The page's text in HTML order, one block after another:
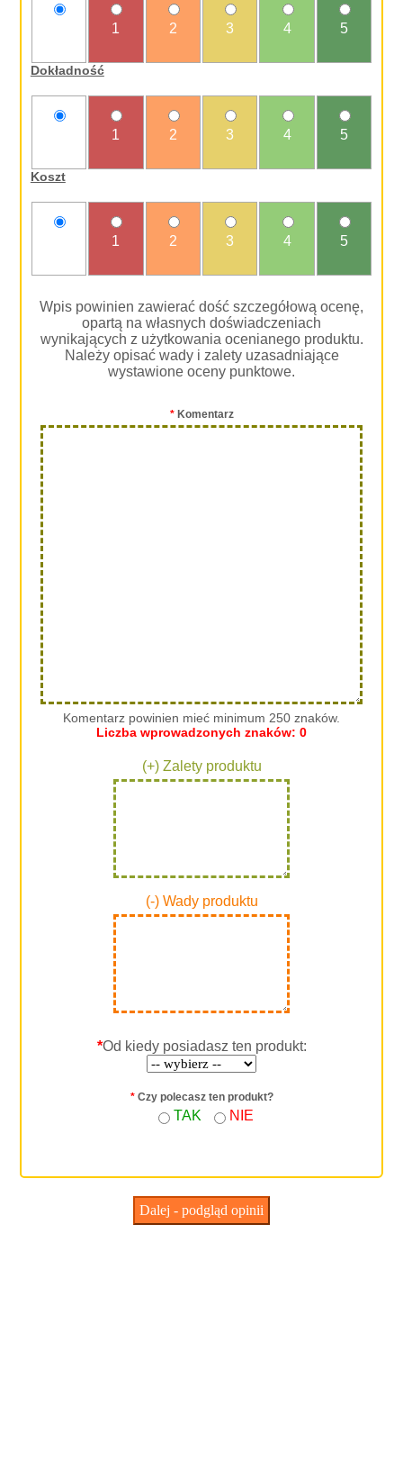
1 2 3 4 5
Dokładność
1 2 3 4 5
Koszt
1 2 3 4 5
Wpis powinien zawierać dość szczegółową ocenę,
opartą na własnych doświadczeniach
wynikających z użytkowania ocenianego produktu.
Należy opisać wady i zalety uzasadniające
wystawione oceny punktowe.
*Komentarz
Komentarz powinien mieć minimum 250 znaków.
Liczba wprowadzonych znaków: 0
(+) Zalety produktu
(-) Wady produktu
*Od kiedy posiadasz ten produkt:
*Czy polecasz ten produkt?
TAK NIE